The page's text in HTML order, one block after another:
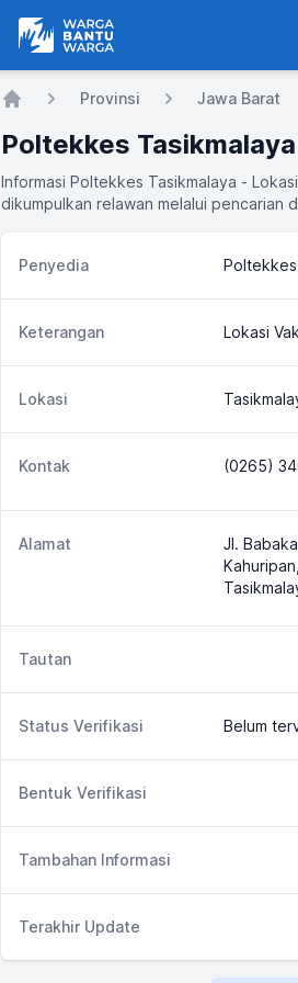
Warga Bantu Warga
Provinsi Jawa Barat
Poltekkes Tasikmalaya
Informasi Poltekkes Tasikmalaya -
dikumpulkan relawan melalui pencarian
Penyedia
Keterangan Lokasi
Lokasi
Kontak (0265)
Alamat
Jl.
Tautan
Status Verifikasi Belum
Bentuk Verifikasi
Tambahan Informasi
Terakhir Update